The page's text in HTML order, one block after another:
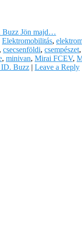
Buzz Jön majd…
Elektromobilitás,
, csecsenföldi, csempészet,
, minivan, Mirai FCEV,
Buzz | Leave a Reply